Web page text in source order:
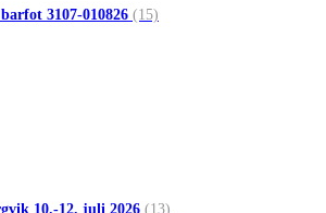
3107-010826 (15)
10.-12. juli 2026 (13)